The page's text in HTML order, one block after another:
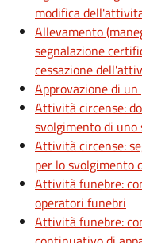
modifica
Allevamento
segnalazione
cessazione
Approvazione di
Attività circense:
svolgimento di uno
Attività circense:
per lo svolgimento
Attività funebre:
operatori funebri
Attività funebre: